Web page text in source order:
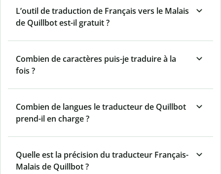
L’outil de traduction de Français vers le Malais
de Quillbot est-il gratuit ?
Combien de caractères puis-je traduire à la
fois ?
Combien de langues le traducteur de Quillbot
prend-il en charge ?
Quelle est la précision du traducteur Français-
Malais de Quillbot ?